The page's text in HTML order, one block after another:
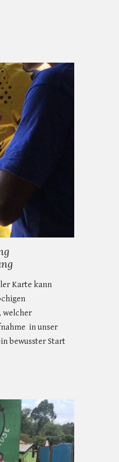
Karte kann
welcher
in unser
bewusster Start